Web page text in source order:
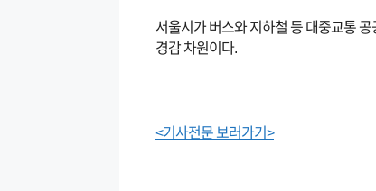
서울시가 버스와 지하철 등 대중교통
경감 차원이다.
<기사전문 보러가기>